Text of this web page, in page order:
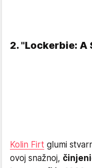
2. "Lockerbie: A
Kolin Firt glumi
ovoj snažnoj,